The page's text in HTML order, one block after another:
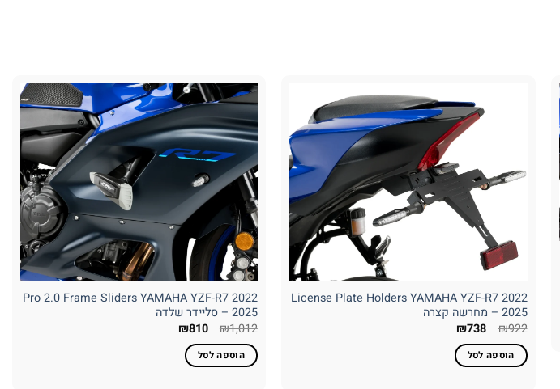
License Plate Holders YAMAHA YZF-R7 2022
– 2025 מחרשה קצרה
₪922 המחיר
המקורי
היה:
₪922.
₪738 המחיר
הוא:
₪738. הוספה לסל
Pro 2.0 Frame Sliders YAMAHA YZF-R7 2022
– 2025 סליידר שלדה
₪1,012 המחיר
המקורי
היה:
₪1,012.
₪810
הוספה לסל